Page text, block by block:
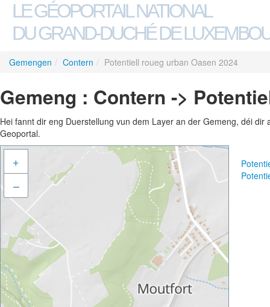
LE GÉOPORTAIL NATIONAL
DU GRAND-DUCHÉ DE
Gemengen / Contern / Potentiell roueg urban Oasen 2024
Gemeng : Contern ->
Hei fannt dir eng Duerstellung vun dem Layer an der Gemeng, déi
Geoportal.
+
–